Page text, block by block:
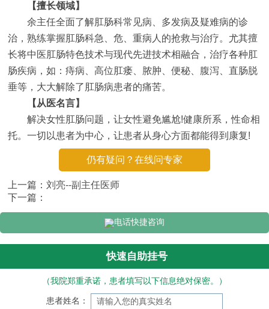
【擅长领域】
余主任全面了解肛肠科常见病、多发病及疑难病的诊
治，熟练掌握肛肠科急、危、重病人的抢救与治疗。尤其擅
长将中医肛肠特色技术与现代先进技术相融合，治疗各种肛
肠疾病，如：痔病、高位肛瘘、脓肿、便秘、腹泻、直肠脱
垂等，大大解除了肛肠病患者的痛苦。
【从医名言】
解决女性肛肠问题，让女性避免尴尬!健康所系，性命相
托。一切以患者为中心，让患者从身心方面都能得到康复!
仍有疑问？在线问专家
上一篇：刘亮--副主任医师
下一篇：
电话快捷咨询
快速自助挂号
（我院郑重承诺，患者填写以下信息绝对保密。）
患者姓名：